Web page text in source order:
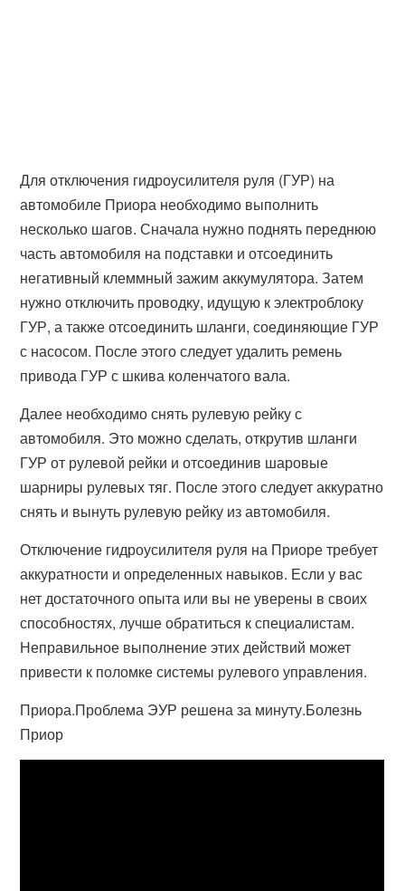
Для отключения гидроусилителя руля (ГУР) на
автомобиле Приора необходимо выполнить
несколько шагов. Сначала нужно поднять переднюю
часть автомобиля на подставки и отсоединить
негативный клеммный зажим аккумулятора. Затем
нужно отключить проводку, идущую к электроблоку
ГУР, а также отсоединить шланги, соединяющие ГУР
с насосом. После этого следует удалить ремень
привода ГУР с шкива коленчатого вала.
Далее необходимо снять рулевую рейку с
автомобиля. Это можно сделать, открутив шланги
ГУР от рулевой рейки и отсоединив шаровые
шарниры рулевых тяг. После этого следует аккуратно
снять и вынуть рулевую рейку из автомобиля.
Отключение гидроусилителя руля на Приоре требует
аккуратности и определенных навыков. Если у вас
нет достаточного опыта или вы не уверены в своих
способностях, лучше обратиться к специалистам.
Неправильное выполнение этих действий может
привести к поломке системы рулевого управления.
Приора.Проблема ЭУР решена за минуту.Болезнь
Приор